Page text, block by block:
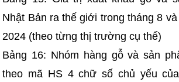
Nhật Bản ra thế giới trong tháng 8
2024 (theo từng thị trường cụ thể)
Bảng 16: Nhóm hàng gỗ và sản
theo mã HS 4 chữ số chủ yếu